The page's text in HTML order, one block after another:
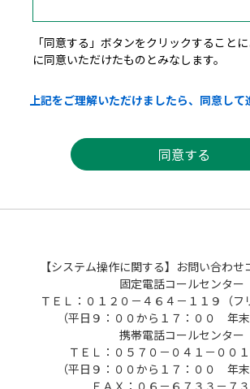
広島県・市町共同利用型電子申請シ
用者規約
１ 目的
この規約は，利用者が広島県・市町
う。）を利用して広島県及び県内市
「県内自治体」という。）に申請・
（１）県内自治体は，この規約に従
テムを利用する者（以下「利用者」
う。）に対して，システムを提供す
します。なお，利用者は，利用の前
の規約を確認していただくとともに
約に同意できない場合は利用をお断
す。
「同意する」ボタンをクリックすること
に同意いただけたものとみなします。
上記をご理解いただけましたら、同意して
【システム操作に関する】お問い合わ
固定電話コールセンター
ＴＥＬ：０１２０－４６４－１１９（フ
（平日９：００から１７：００ 年末
携帯電話コールセンター
ＴＥＬ：０５７０－０４１－００１
（平日９：００から１７：００ 年末